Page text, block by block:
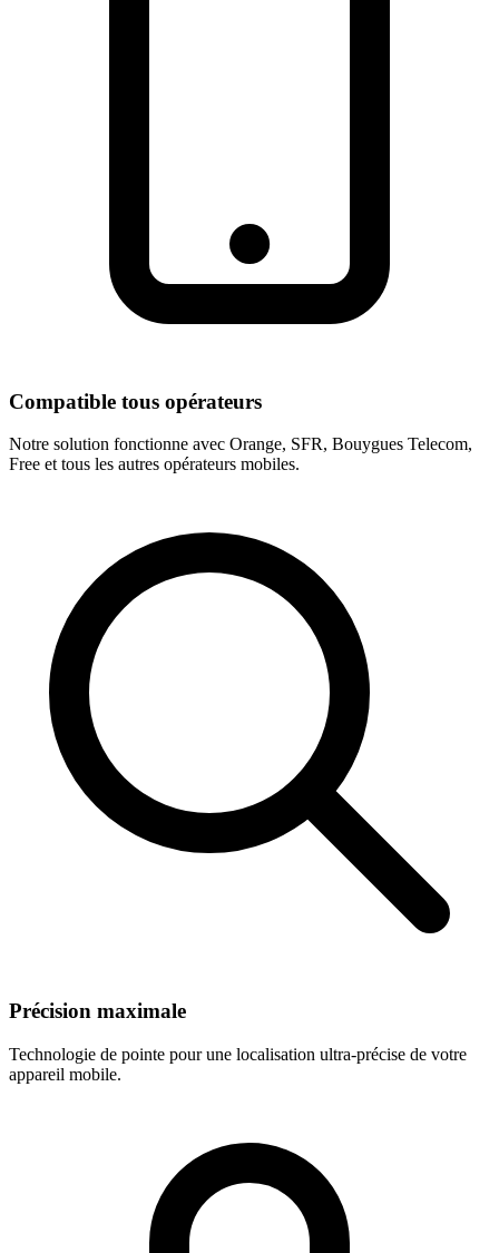
Compatible tous opérateurs
Notre solution fonctionne avec Orange, SFR, Bouygues Telecom,
Free et tous les autres opérateurs mobiles.
Précision maximale
Technologie de pointe pour une localisation ultra-précise de votre
appareil mobile.